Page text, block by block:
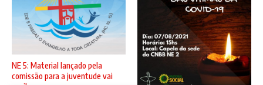
NE 5: Material lançado pela
comissão para a juventude vai